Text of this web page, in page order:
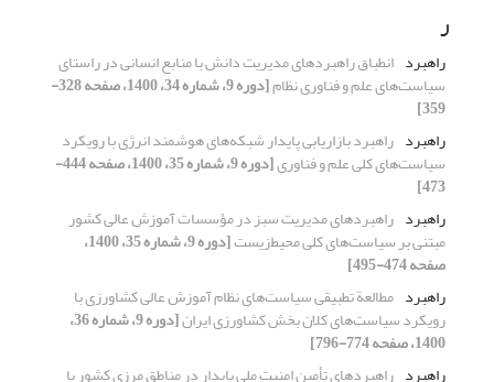
ر
راهبرد انطباق راهبردهای مدیریت دانش با منابع انسانی در راستای
سیاست‌های علم و فناوری نظام [دوره 9، شماره 34، 1400، صفحه 328-
359]
راهبرد راهبرد بازاریابی پایدار شبکه‌های هوشمند انرژی با رویکرد
سیاست‌های کلی علم و فناوری [دوره 9، شماره 35، 1400، صفحه 444-
473]
راهبرد راهبردهای مدیریت سبز در مؤسسات آموزش عالی کشور
مبتنی بر سیاست‌های کلی محیط‌زیست [دوره 9، شماره 35، 1400،
صفحه 474-495]
راهبرد مطالعة تطبیقی سیاست‌های نظام آموزش عالی کشاورزی با
رویکرد سیاست‌های کلان بخش کشاورزی ایران [دوره 9، شماره 36،
1400، صفحه 774-796]
راهبرد راهبردهای تأمین امنیت ملی پایدار در مناطق مرزی کشور با